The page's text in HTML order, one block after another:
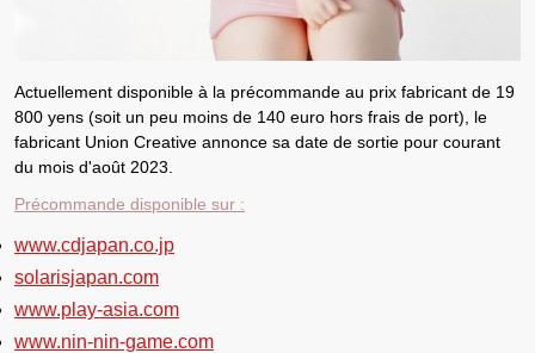
Actuellement disponible à la précommande au prix fabricant de 19
800 yens (soit un peu moins de 140 euro hors frais de port) , le
fabricant Union Creative annonce sa date de sortie pour courant
du mois d'août 2023
Précommande disponible sur :
www.cdjapan.co.jp
solarisjapan.com
www.play-asia.com
www.nin-nin-game.com